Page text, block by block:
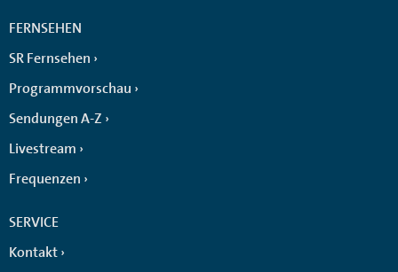
FERNSEHEN
SR Fernsehen
Programmvorschau
Sendungen A-Z
Livestream
Frequenzen
SERVICE
Kontakt